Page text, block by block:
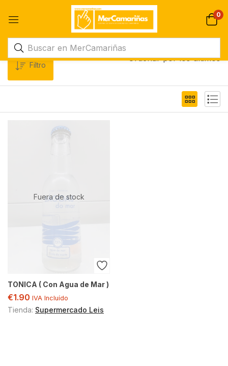
0
Filtro
Ordenar por los últimos
Fuera de stock
TONICA ( Con Agua de Mar )
€1.90 IVA Incluído
Tienda: Supermercado Leis